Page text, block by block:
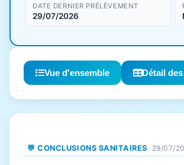
DATE DERNIER PRÉLÈVEMENT
29/07/2026
Vue d'ensemble Détail
💬 CONCLUSIONS SANITAIRES 29/07/